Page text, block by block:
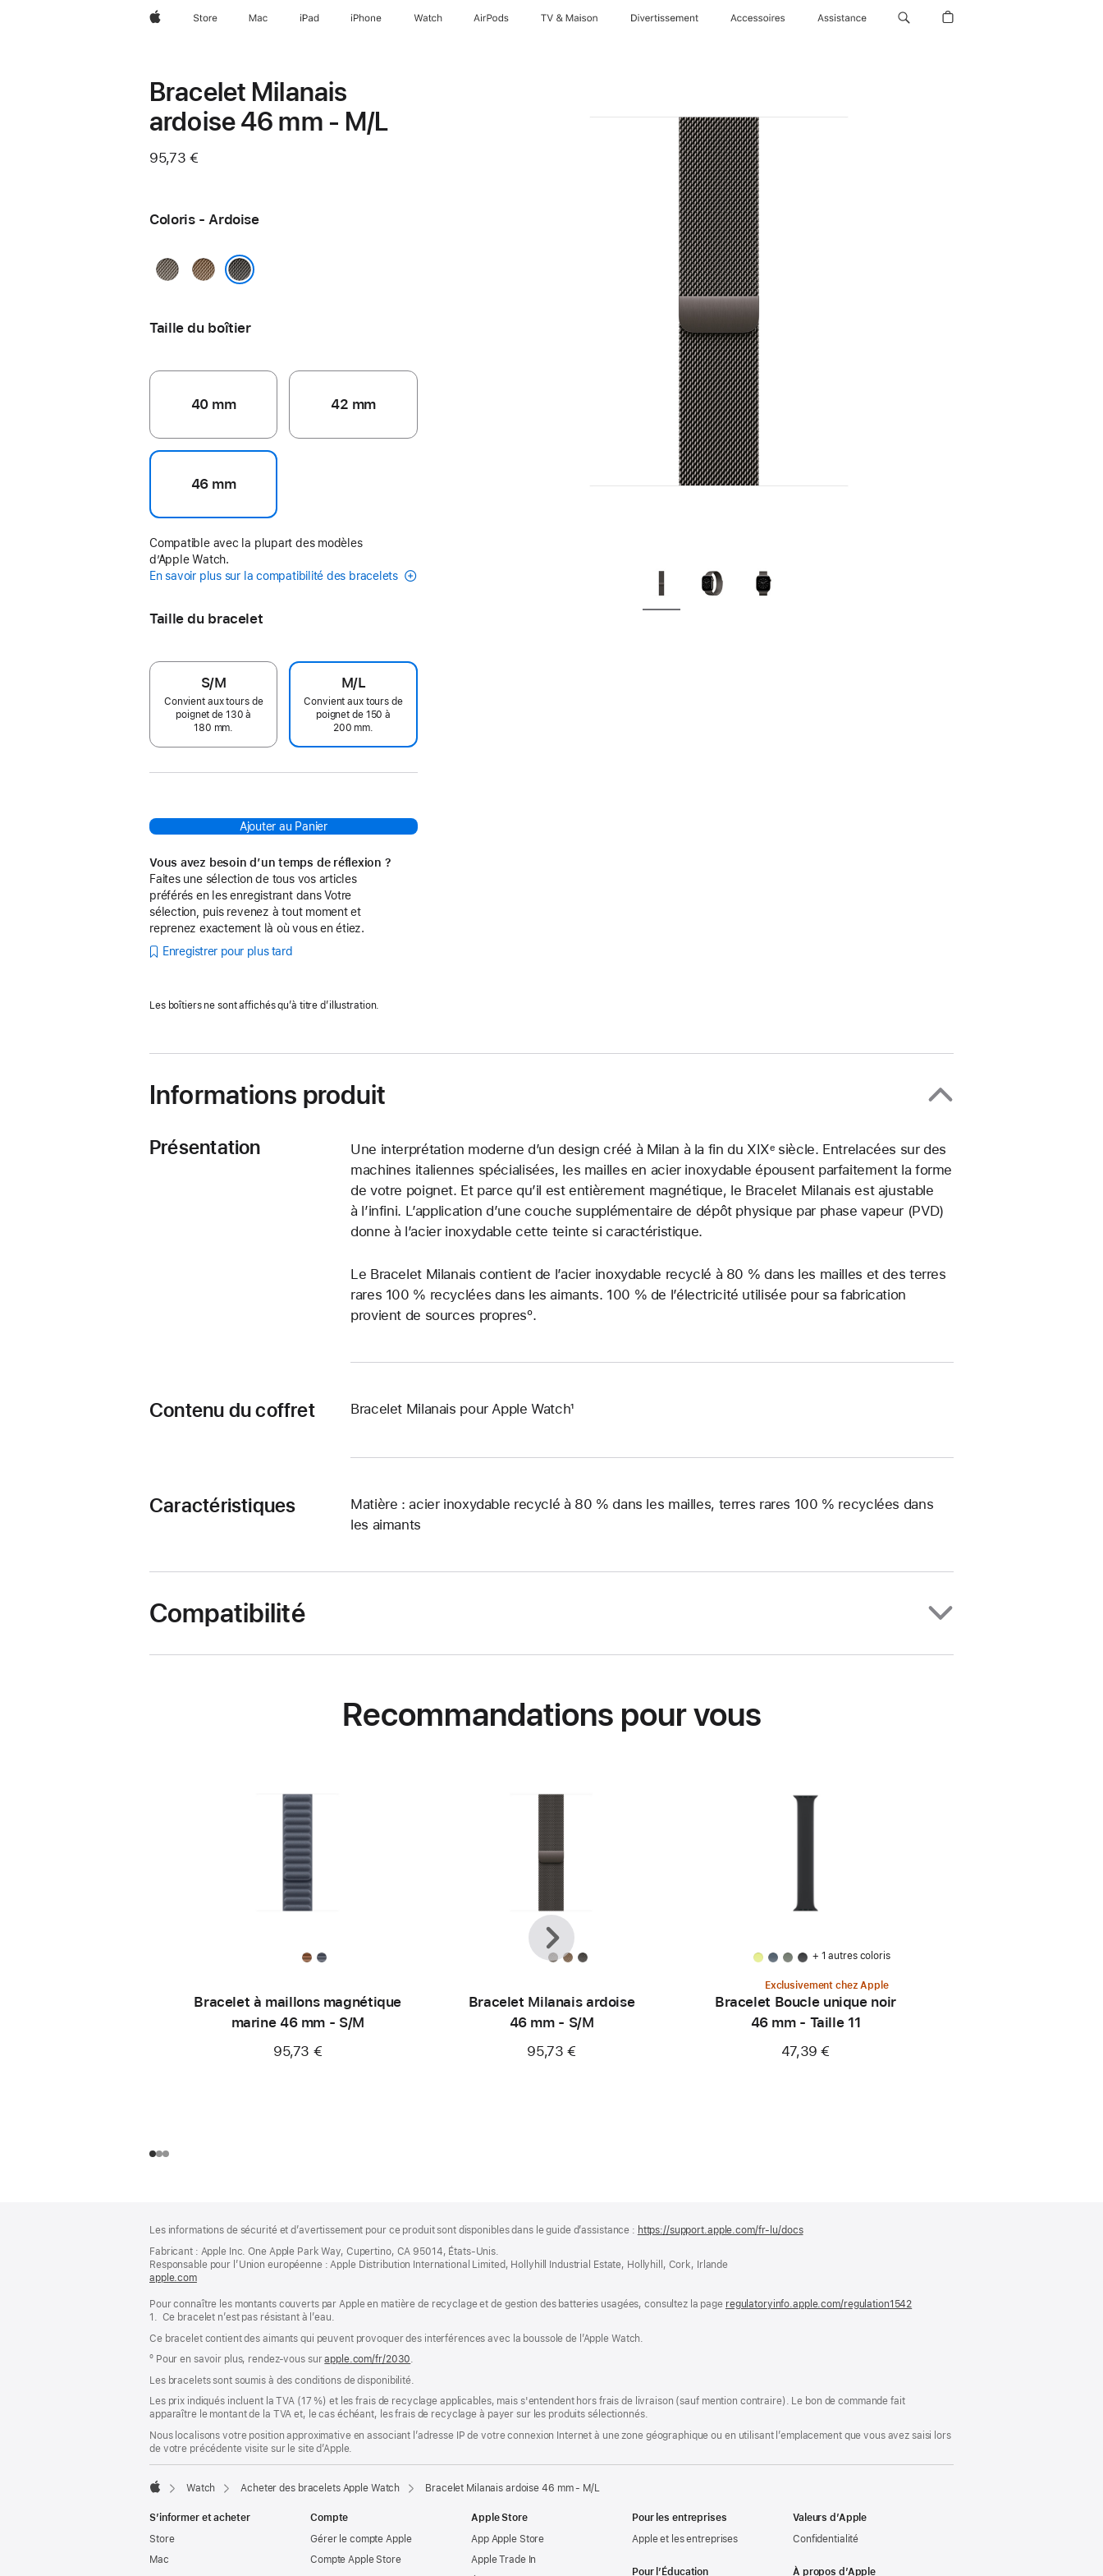
AppleStore Mac iPad iPhone Watch AirPods TV & Maison Divertissements Accessoires Assistance
Bracelet Milanais
ardoise 46 mm - M/L
95,73 €
Coloris - Ardoise
Naturel
Or
Taille du boîtier
40 mm 42 mm
46 mm
Compatible avec la plupart des modèles
d’Apple Watch.
En savoir plus sur la compatibilité des bracelets
Taille du bracelet
S/M
Convient aux tours de
poignet de 130 à
180 mm.
M/L
Convient aux tours de
poignet de 150 à
200 mm.
Ajouter au Panier
Vous avez besoin d’un temps de réflexion ?
Faites une sélection de tous vos articles
préférés en les enregistrant dans Votre
sélection, puis revenez à tout moment et
reprenez exactement là où vous en étiez.
Enregistrer pour plus tard
Les boîtiers ne sont affichés qu’à titre d’illustration.
Informations produit
Présentation
Une interprétation moderne d’un design créé à Milan à la fin du XIXᵉ siècle. Entrelacées sur des
machines italiennes spécialisées, les mailles en acier inoxydable épousent parfaitement la forme
de votre poignet. Et parce qu’il est entièrement magnétique, le Bracelet Milanais est ajustable
à l’infini. L’application d’une couche supplémentaire de dépôt physique par phase vapeur (PVD)
donne à l’acier inoxydable cette teinte si caractéristique.
Le Bracelet Milanais contient de l’acier inoxydable recyclé à 80 % dans les mailles et des terres
rares 100 % recyclées dans les aimants. 100 % de l’électricité utilisée pour sa fabrication
provient de sources propresº.
Contenu du coffret Bracelet Milanais pour Apple Watch¹
Caractéristiques
Matière : acier inoxydable recyclé à 80 % dans les mailles, terres rares 100 % recyclées dans
les aimants
Compatibilité
Recommandations pour vous
Bracelet à maillons magnétique
marine 46 mm - S/M
95,73 €
Bracelet Milanais ardoise
46 mm - S/M
95,73 €
+ 1 autres coloris
Exclusivement chez Apple
Bracelet Boucle unique noir
46 mm - Taille 11
47,39 €
Précédent
Suivant
de
page
de
bas
de
page
Les informations de sécurité et d’avertissement pour ce produit sont disponibles dans le guide d’assistance : https://support.apple.com/fr-lu/docs(s’ouvre
Fabricant : Apple Inc. One Apple Park Way, Cupertino, CA 95014, États-Unis.
Responsable pour l’Union européenne : Apple Distribution International Limited, Hollyhill Industrial Estate, Hollyhill, Cork, Irlande
apple.com(s’ouvre
une
nouvelle
Pour connaître les montants couverts par Apple en matière de recyclage et de gestion des batteries usagées, consultez la page regulatoryinfo.apple.com/regulation1542
1. Ce bracelet n’est pas résistant à l’eau.
Ce bracelet contient des aimants qui peuvent provoquer des interférences avec la boussole de l’Apple Watch.
º Pour en savoir plus, rendez‑vous surapple.com/fr/2030.
Les bracelets sont soumis à des conditions de disponibilité.
Les prix indiqués incluent la TVA (17 %) et les frais de recyclage applicables, mais s'entendent hors frais de livraison (sauf mention contraire). Le bon de commande fait
apparaître le montant de la TVA et, le cas échéant, les frais de recyclage à payer sur les produits sélectionnés.
Nous localisons votre position approximative en associant l’adresse IP de votre connexion Internet à une zone géographique ou en utilisant l’emplacement que vous avez saisi lors
de votre précédente visite sur le site d’Apple.
Watch Acheter des bracelets Apple Watch Bracelet Milanais ardoise 46 mm - M/L
S’informer et acheter
Store
Mac
Compte
Gérer le compte Apple
Compte Apple Store
Apple Store
App Apple Store
Apple Trade In
Pour les entreprises
Apple et les entreprises
Pour l’Éducation
Valeurs d’Apple
Confidentialité
À propos d’Apple